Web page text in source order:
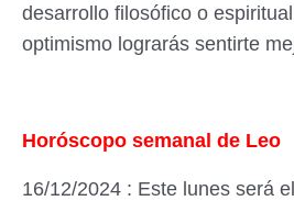
desarrollo filosófico o
optimismo lograrás sentirte
Horóscopo semanal de Leo
16/12/2024 : Este lunes será